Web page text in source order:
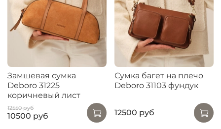
Замшевая сумка
Deboro 31225
коричневый лист
12550 руб
10500 руб
Сумка багет на плечо
Deboro 31103 фундук
12500 руб